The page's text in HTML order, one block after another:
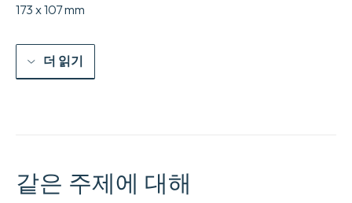
preparation
pour
la
humain,
ensemble
173 x 107 mm
더 읽기
같은 주제에 대해